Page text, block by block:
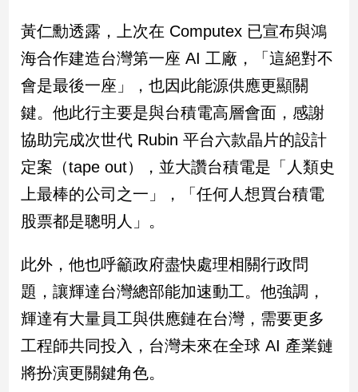
兩
岸/
國
際
會/
地
方
新
冠
毒
區
南
台
觀
黃仁勳透露，上次在 Computex 已宣布與鴻
海合作建造台灣第一座 AI 工廠，「這絕對不
會是最後一座」，也因此能源供應更顯關
鍵。他此行主要是與台積電高層會面，感謝
協助完成次世代 Rubin 平台六款晶片的設計
定案（tape out），並大讚台積電是「人類史
上最棒的公司之一」，「任何人想買台積電
股票都是聰明人」。
此外，他也呼籲政府盡快處理相關行政問
題，讓輝達台灣總部能加速動工。他強調，
輝達有大量員工與供應鏈在台灣，需要更多
工程師共同投入，台灣未來在全球 AI 產業鏈
將扮演更關鍵角色。